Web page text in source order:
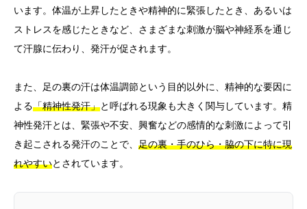
います。体温が上昇したときや精神的に緊張したとき、あるいは
ストレスを感じたときなど、さまざまな刺激が脳や神経系を通じ
て汗腺に伝わり、発汗が促されます。
また、足の裏の汗は体温調節という目的以外に、精神的な要因に
よる「精神性発汗」と呼ばれる現象も大きく関与しています。精
神性発汗とは、緊張や不安、興奮などの感情的な刺激によって引
き起こされる発汗のことで、 足の裏・手のひら・脇の下に特に現
れやすいとされています。